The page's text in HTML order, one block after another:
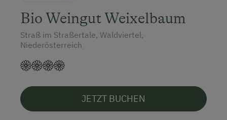
Bio Weingut Weixelbaum
Straß im Straßertale, Waldviertel,
Niederösterreich
JETZT BUCHEN